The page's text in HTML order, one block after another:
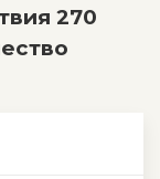
270